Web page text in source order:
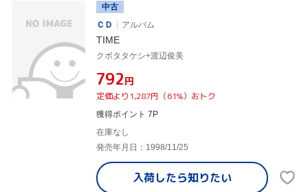
中古
ＣＤ
アルバム
TIME
クボタタケシ+渡辺俊美
¥792円
定価より1,287円（61%）おトク
獲得ポイント 7P
在庫なし
発売年月日：1998/11/25
入荷したら知りたい